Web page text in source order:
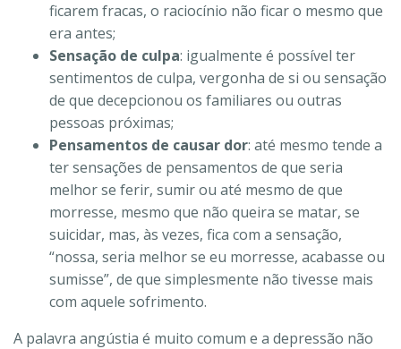
ficarem fracas, o raciocínio não ficar o mesmo que
era antes;
Sensação de culpa: igualmente é possível ter
sentimentos de culpa, vergonha de si ou sensação
de que decepcionou os familiares ou outras
pessoas próximas;
Pensamentos de causar dor: até mesmo tende a
ter sensações de pensamentos de que seria
melhor se ferir, sumir ou até mesmo de que
morresse, mesmo que não queira se matar, se
suicidar, mas, às vezes, fica com a sensação,
“nossa, seria melhor se eu morresse, acabasse ou
sumisse”, de que simplesmente não tivesse mais
com aquele sofrimento.
A palavra angústia é muito comum e a depressão não